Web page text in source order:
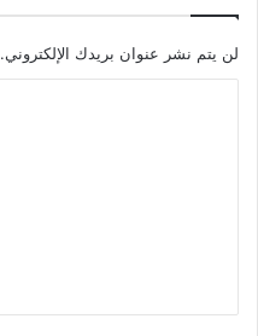
لن يتم نشر عنوان بريدك الإلكتروني.
ق